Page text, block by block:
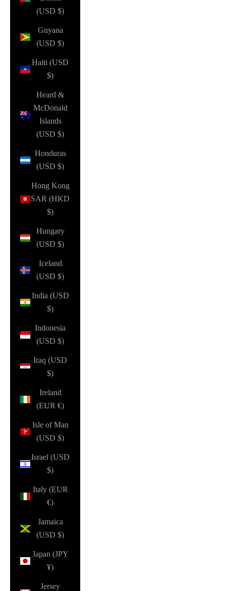
(USD $)
Guyana
(USD $)
Haiti (USD
$)
Heard &
McDonald
Islands
(USD $)
Honduras
(USD $)
Hong Kong
SAR (HKD
$)
Hungary
(USD $)
Iceland
(USD $)
India (USD
$)
Indonesia
(USD $)
Iraq (USD
$)
Ireland
(EUR €)
Isle of Man
(USD $)
Israel (USD
$)
Italy (EUR
€)
Jamaica
(USD $)
Japan (JPY
¥)
Jersey